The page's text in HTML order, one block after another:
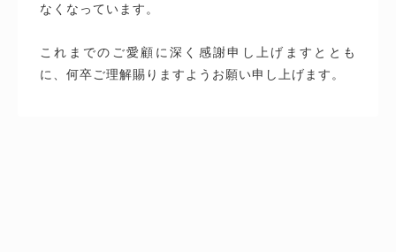
なくなっています。
これまでのご愛顧に深く感謝申し上げますととも
に、何卒ご理解賜りますようお願い申し上げます。